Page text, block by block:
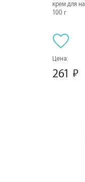
крем для
100 г
Цена:
261